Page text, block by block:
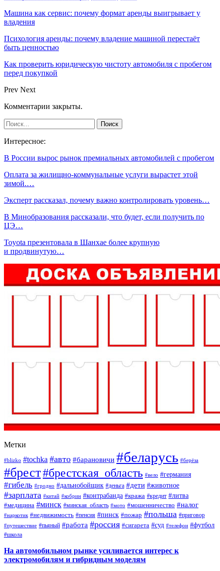
Машина как сервис: почему формат аренды выигрывает у
владения
Психология аренды: почему владение машиной перестаёт
быть ценностью
Как проверить юридическую чистоту автомобиля с пробегом
перед покупкой
Prev Next
Комментарии закрыты.
Интересное:
В России вырос рынок премиальных автомобилей с пробегом
Оплата за жилищно-коммунальные услуги вырастет этой
зимой.…
Эксперт рассказал, почему важно контролировать уровень…
В Минобразования рассказали, что будет, если получить по
ЦЭ…
Toyota презентовала в Шанхае более крупную
и продвинутую…
Метки
#blizko #tochka #авто #барановичи #беларусь #берёза
#брест#брестская_область #вело #германия
#гибель #гродно #дальнобойщик #деньга #дети #животное
#зарплата #китай #кобрин #контрабанда #кража #кредит #литва
#медицина #минск #минская_область #мото #мошенничество #налог
#наркотик #недвижимость #пенсия #пинск #пожар #польша #приговор
#путешествие #пьяный #работа #россия #сигарета #суд #телефон #футбол
#школа
На автомобильном рынке усиливается интерес к
электромобилям и гибридным моделям